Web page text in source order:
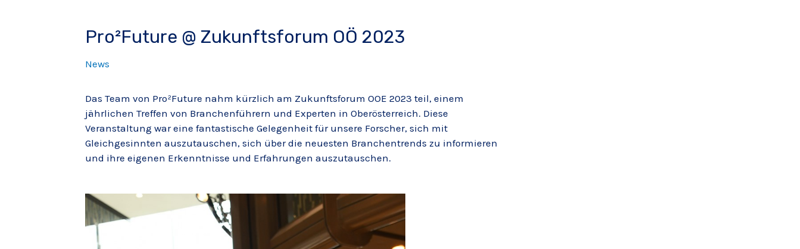
Pro²Future @ Zukunftsforum OÖ 2023
News
Das Team von Pro²Future nahm kürzlich am Zukunftsforum OOE 2023 teil, einem
jährlichen Treffen von Branchenführern und Experten in Oberösterreich. Diese
Veranstaltung war eine fantastische Gelegenheit für unsere Forscher, sich mit
Gleichgesinnten auszutauschen, sich über die neuesten Branchentrends zu informieren
und ihre eigenen Erkenntnisse und Erfahrungen auszutauschen.